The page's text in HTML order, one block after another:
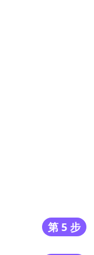
第 5 步